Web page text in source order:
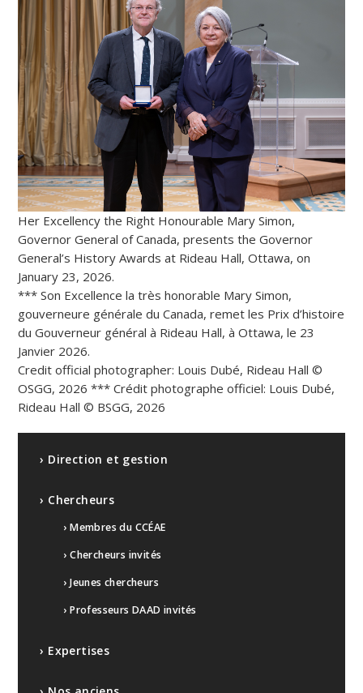
Her Excellency the Right Honourable Mary Simon,
Governor General of Canada, presents the Governor
General’s History Awards at Rideau Hall, Ottawa, on
January 23, 2026.
*** Son Excellence la très honorable Mary Simon,
gouverneure générale du Canada, remet les Prix d’histoire
du Gouverneur général à Rideau Hall, à Ottawa, le 23
Janvier 2026.
Credit official photographer: Louis Dubé, Rideau Hall ©
OSGG, 2026 *** Crédit photographe officiel: Louis Dubé,
Rideau Hall © BSGG, 2026
› Direction et gestion
› Chercheurs
› Membres du CCÉAE
› Chercheurs invités
› Jeunes chercheurs
› Professeurs DAAD invités
› Expertises